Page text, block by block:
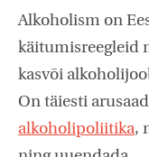
Alkoholism on
käitumisreegleid
kasvõi
On täiesti
alkoholipoliitika,